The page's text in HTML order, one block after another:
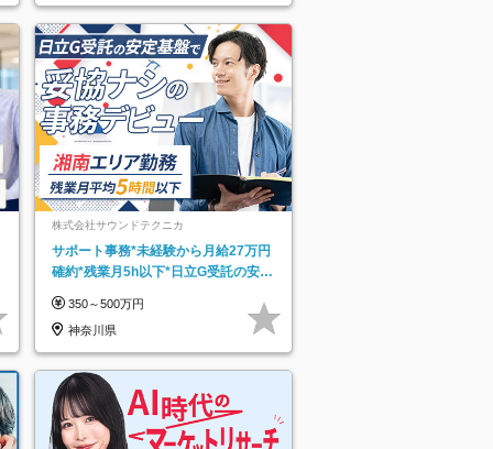
株式会社サウンドテクニカ
サポート事務*未経験から月給27万円
確約*残業月5h以下*日立G受託の安定
350～500万円
神奈川県